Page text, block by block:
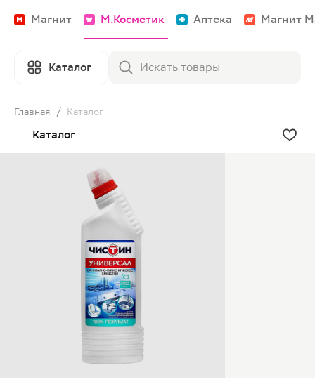
Магнит М.Косметик Аптека Магнит
Каталог
Главная / Каталог
Каталог